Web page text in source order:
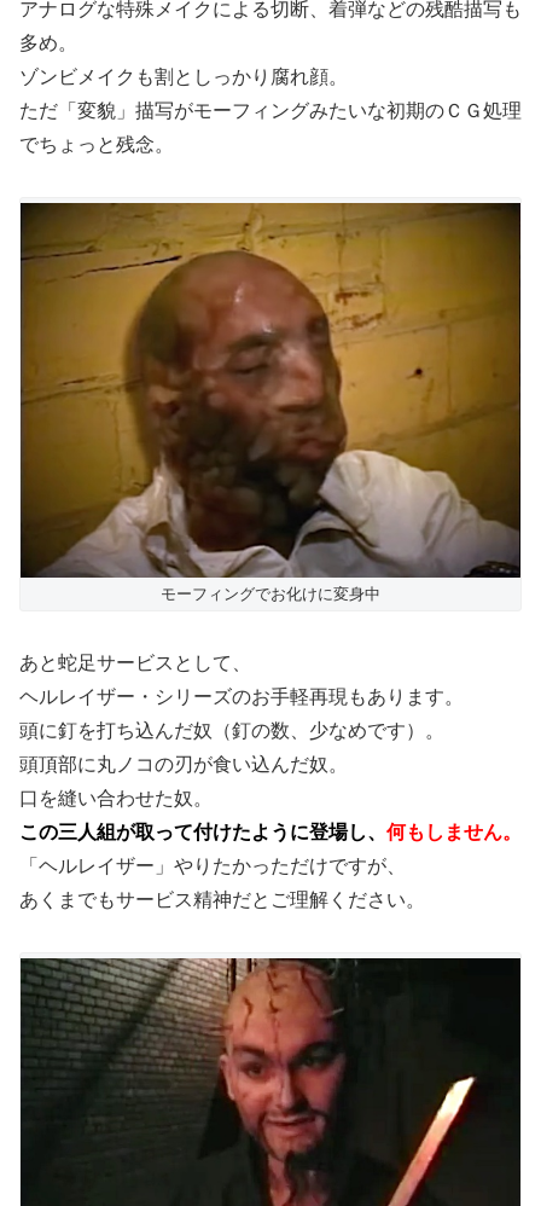
アナログな特殊メイクによる切断、着弾などの残酷描写も
多め。
ゾンビメイクも割としっかり腐れ顔。
ただ「変貌」描写がモーフィングみたいな初期のＣＧ処理
でちょっと残念。
モーフィングでお化けに変身中
あと蛇足サービスとして、
ヘルレイザー・シリーズのお手軽再現もあります。
頭に釘を打ち込んだ奴（釘の数、少なめです）。
頭頂部に丸ノコの刃が食い込んだ奴。
口を縫い合わせた奴。
この三人組が取って付けたように登場し、 何もしません。
「ヘルレイザー」やりたかっただけですが、
あくまでもサービス精神だとご理解ください。